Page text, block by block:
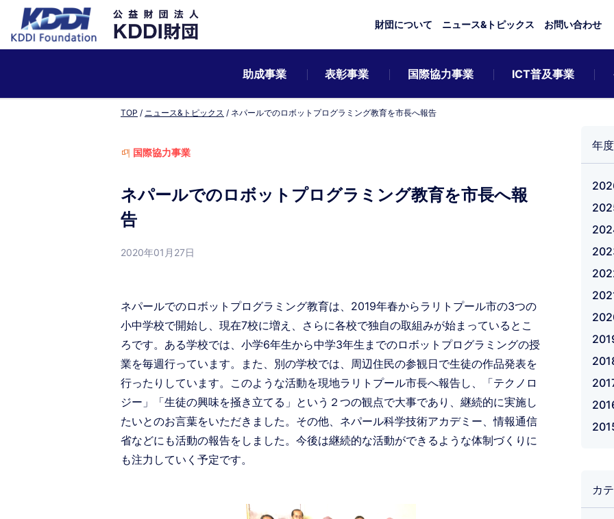
財団について ニュース&トピックス お問い合わせ
助成事業 表彰事業 国際協力事業 ICT普及事業
TOP ニュース&トピックス ネパールでのロボットプログラミング教育を市長へ報告
国際協力事業
ネパールでのロボットプログラミング教育を市長へ報
告
2020年01月27日
ネパールでのロボットプログラミング教育は、2019年春からラリトプール市の3つの
小中学校で開始し、現在7校に増え、さらに各校で独自の取組みが始まっているとこ
ろです。ある学校では、小学6年生から中学3年生までのロボットプログラミングの授
業を毎週行っています。また、別の学校では、周辺住民の参観日で生徒の作品発表を
行ったりしています。このような活動を現地ラリトプール市長へ報告し、「テクノロ
ジー」「生徒の興味を掻き立てる」という２つの観点で大事であり、継続的に実施し
たいとのお言葉をいただきました。その他、ネパール科学技術アカデミー、情報通信
省などにも活動の報告をしました。今後は継続的な活動ができるような体制づくりに
も注力していく予定です。
年度
カ